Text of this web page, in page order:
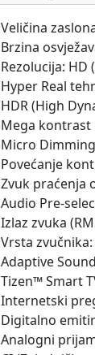
Veličina
Brzina
Rezolucija: HD
Hyper Real
HDR (High
Mega kontrast
Micro
Povećanje
Zvuk praćenja
Audio Pre-
Izlaz zvuka
Vrsta
Adaptive
Tizen™ Smart
Internetski
Digitalno
Analogni